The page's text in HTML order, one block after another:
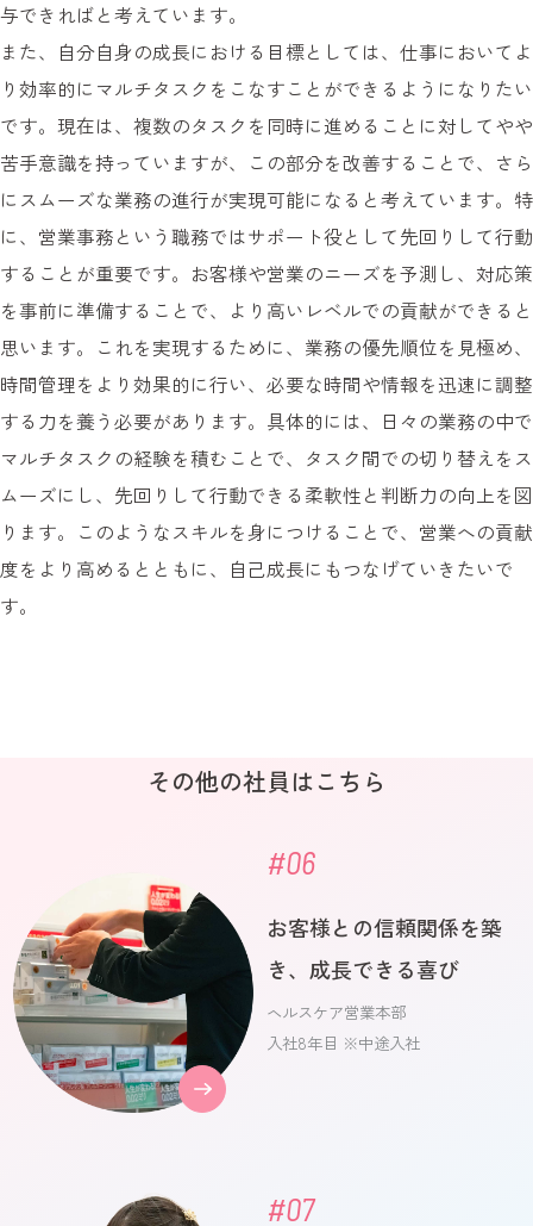
与できればと考えています。
また、自分自身の成長における目標としては、仕事においてよ
り効率的にマルチタスクをこなすことができるようになりたい
です。現在は、複数のタスクを同時に進めることに対してやや
苦手意識を持っていますが、この部分を改善することで、さら
にスムーズな業務の進行が実現可能になると考えています。特
に、営業事務という職務ではサポート役として先回りして行動
することが重要です。お客様や営業のニーズを予測し、対応策
を事前に準備することで、より高いレベルでの貢献ができると
思います。これを実現するために、業務の優先順位を見極め、
時間管理をより効果的に行い、必要な時間や情報を迅速に調整
する力を養う必要があります。具体的には、日々の業務の中で
マルチタスクの経験を積むことで、タスク間での切り替えをス
ムーズにし、先回りして行動できる柔軟性と判断力の向上を図
ります。このようなスキルを身につけることで、営業への貢献
度をより高めるとともに、自己成長にもつなげていきたいで
す。
その他の社員はこちら
#06
お客様との信頼関係を築
き、成長できる喜び
ヘルスケア営業本部
入社8年目 ※中途入社
#07